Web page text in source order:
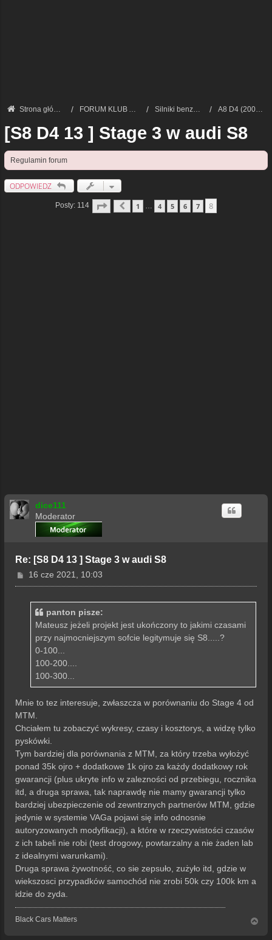
Strona główna FORUM KLUB AUDI A8 - FORUM TECHNICZNE Silniki benzynowe i LPG A8 D4 (2009 - 2017)
[S8 D4 13 ] Stage 3 w audi S8
Regulamin forum
ODPOWIEDZ
Posty: 114 Strona ZPoprzednia
1 … 4 5 6 7 8
dice111
Moderator
Re: [S8 D4 13 ] Stage 3 w audi S8
P
o
16 cze 2021, 10:03
panton pisze:
Mateusz jeżeli projekt jest ukończony to jakimi czasami
przy najmocniejszym sofcie legitymuje się S8.....?
0-100...
100-200....
100-300...
Mnie to tez interesuje, zwłaszcza w porównaniu do Stage 4 od
MTM.
Chciałem tu zobaczyć wykresy, czasy i kosztorys, a widzę tylko
pyskówki.
Tym bardziej dla porównania z MTM, za który trzeba wyłożyć
ponad 35k ojro + dodatkowe 1k ojro za każdy dodatkowy rok
gwarancji (plus ukryte info w zalezności od przebiegu, rocznika
itd, a druga sprawa, tak naprawdę nie mamy gwarancji tylko
bardziej ubezpieczenie od zewntrznych partnerów MTM, gdzie
jedynie w systemie VAGa pojawi się info odnosnie
autoryzowanych modyfikacji), a które w rzeczywistości czasów
z ich tabeli nie robi (test drogowy, powtarzalny a nie żaden lab
z idealnymi warunkami).
Druga sprawa żywotność, co sie zepsuło, zużyło itd, gdzie w
wiekszosci przypadków samochód nie zrobi 50k czy 100k km a
idzie do zyda.
Black Cars Matters